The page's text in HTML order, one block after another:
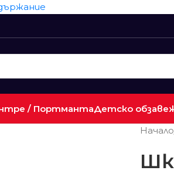
/ ПортмантаДетско
Начало